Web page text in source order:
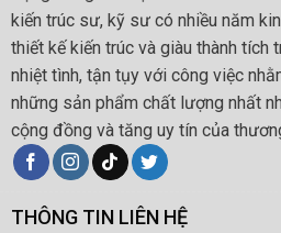
kiến trúc sư, kỹ sư có nhiều năm
thiết kế kiến trúc và giàu thành tích
nhiệt tình, tận tụy với công việc
những sản phẩm chất lượng nhất
cộng đồng và tăng uy tín của
THÔNG TIN LIÊN HỆ